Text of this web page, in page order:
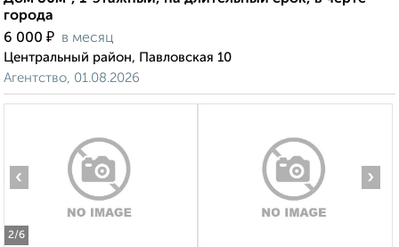
города
6 000 ₽ в месяц
Центральный район, Павловская 10
Агентство, 01.08.2026
2/6
‹ ›